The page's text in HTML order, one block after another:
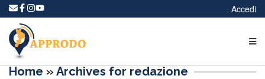
Accedi
Home » Archives for redazione